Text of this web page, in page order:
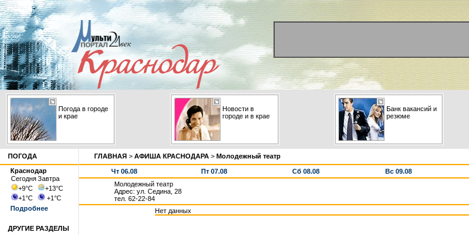
Погода в городе
и крае
Новости в
городе и в крае
Банк вакансий и
резюме
ПОГОДА
Краснодар
СегодняЗавтра
+9°С +13°С
+1°С +1°С
Подробнее
ДРУГИЕ РАЗДЕЛЫ
ГЛАВНАЯ > АФИША КРАСНОДАРА > Молодежный театр
Чт 06.08 Пт 07.08 Сб 08.08 Вс 09.08
Молодежный театр
Адрес: ул. Седина, 28
тел. 62-22-84
Нет данных